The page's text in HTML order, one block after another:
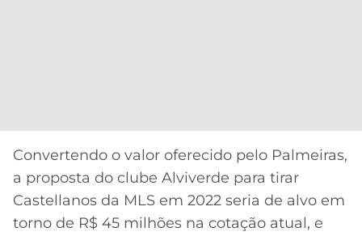
Convertendo o valor oferecido pelo Palmeiras,
a proposta do clube Alviverde para tirar
Castellanos da MLS em 2022 seria de alvo em
torno de R$ 45 milhões na cotação atual, e